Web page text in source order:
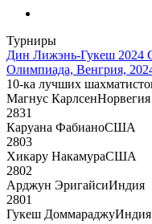
Турниры
Дин Лижэнь-Гукеш 2024
Олимпиада, Венгрия,
10-ка лучших
Магнус КарлсенНорвегия
2831
Каруана ФабианоСША
2803
Хикару НакамураСША
2802
Арджун ЭригайсиИндия
2801
Гукеш ДоммараджуИндия